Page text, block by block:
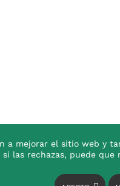
a mejorar el sitio web y
las rechazas, puede que